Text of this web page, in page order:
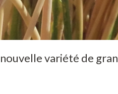
nouvellevariété de